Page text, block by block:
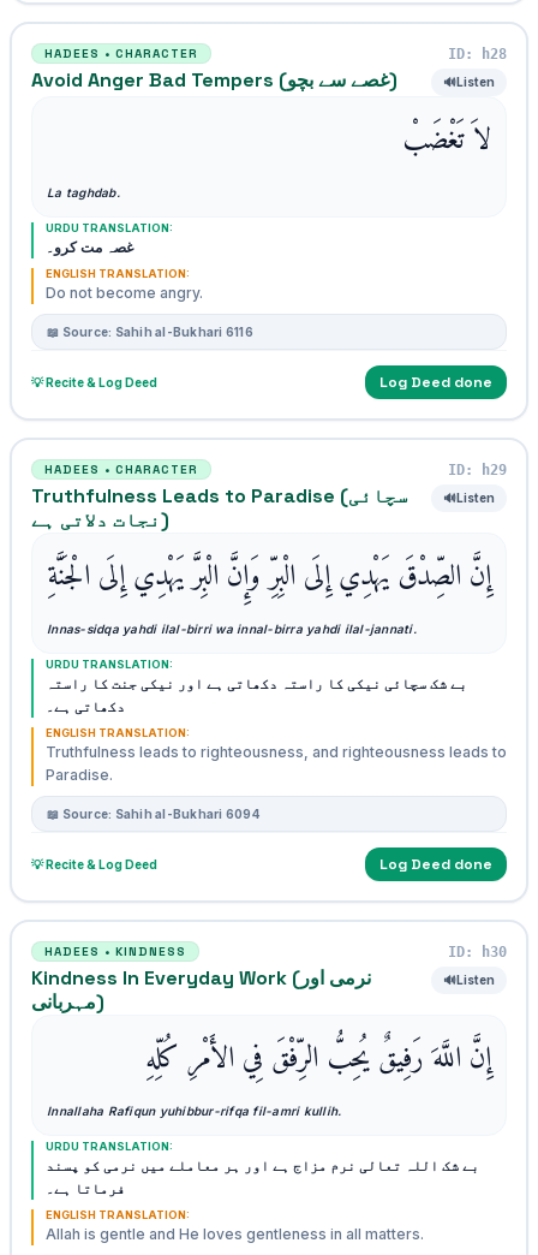
HADEES • CHARACTER ID: h28
Avoid Anger Bad Tempers (غصے سے بچو) 🔊Listen
لاَ تَغْضَبْ
La taghdab.
URDU TRANSLATION:
غصہ مت کرو۔
ENGLISH TRANSLATION:
Do not become angry.
📖 Source: Sahih al-Bukhari 6116
💡 Recite & Log Deed Log Deed done
HADEES • CHARACTER ID: h29
Truthfulness Leads to Paradise (سچائی
نجات دلاتی ہے)
🔊Listen
إِنَّ الصِّدْقَ يَهْدِي إِلَى الْبِرِّ وَإِنَّ الْبِرَّ يَهْدِي إِلَى الْجَنَّةِ
Innas-sidqa yahdi ilal-birri wa innal-birra yahdi ilal-jannati.
URDU TRANSLATION:
بے شک سچائی نیکی کا راستہ دکھاتی ہے اور نیکی جنت کا راستہ
دکھاتی ہے۔
ENGLISH TRANSLATION:
Truthfulness leads to righteousness, and righteousness leads to
Paradise.
📖 Source: Sahih al-Bukhari 6094
💡 Recite & Log Deed Log Deed done
HADEES • KINDNESS ID: h30
Kindness In Everyday Work (نرمی اور
مہربانی)
🔊Listen
إِنَّ اللَّهَ رَفِيقٌ يُحِبُّ الرِّفْقَ فِي الأَمْرِ كُلِّهِ
Innallaha Rafiqun yuhibbur-rifqa fil-amri kullih.
URDU TRANSLATION:
بے شک اللہ تعالی نرم مزاج ہے اور ہر معاملے میں نرمی کو پسند
فرماتا ہے۔
ENGLISH TRANSLATION:
Allah is gentle and He loves gentleness in all matters.